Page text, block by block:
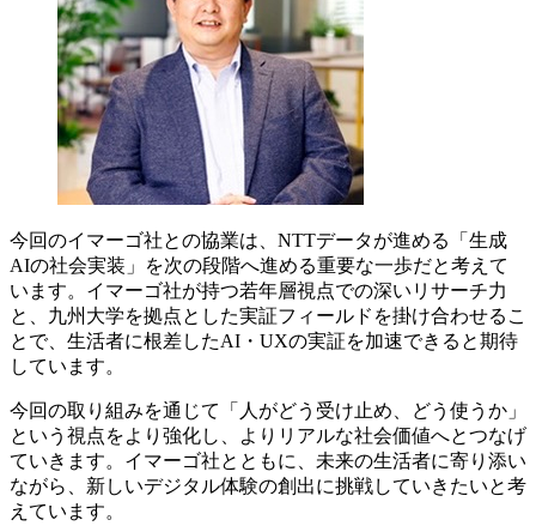
今回のイマーゴ社との協業は、NTTデータが進める「生成
AIの社会実装」を次の段階へ進める重要な一歩だと考えて
います。イマーゴ社が持つ若年層視点での深いリサーチ力
と、九州大学を拠点とした実証フィールドを掛け合わせるこ
とで、生活者に根差したAI・UXの実証を加速できると期待
しています。
今回の取り組みを通じて「人がどう受け止め、どう使うか」
という視点をより強化し、よりリアルな社会価値へとつなげ
ていきます。イマーゴ社とともに、未来の生活者に寄り添い
ながら、新しいデジタル体験の創出に挑戦していきたいと考
えています。